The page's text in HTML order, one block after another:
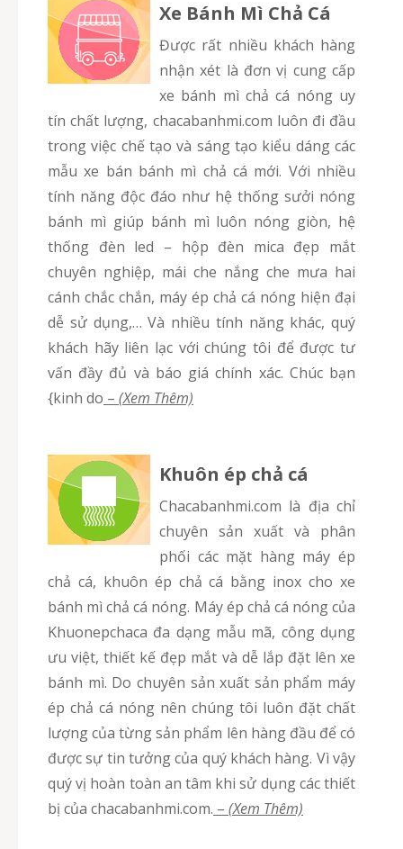
Xe Bánh Mì Chả Cá
Được rất nhiều khách hàng
nhận xét là đơn vị cung cấp
xe bánh mì chả cá nóng uy
tín chất lượng, chacabanhmi.com luôn đi đầu
trong việc chế tạo và sáng tạo kiểu dáng các
mẫu xe bán bánh mì chả cá mới. Với nhiều
tính năng độc đáo như hệ thống sưởi nóng
bánh mì giúp bánh mì luôn nóng giòn, hệ
thống đèn led – hộp đèn mica đẹp mắt
chuyên nghiệp, mái che nắng che mưa hai
cánh chắc chắn, máy ép chả cá nóng hiện đại
dễ sử dụng,… Và nhiều tính năng khác, quý
khách hãy liên lạc với chúng tôi để được tư
vấn đầy đủ và báo giá chính xác. Chúc bạn
{kinh do – (Xem Thêm)
Khuôn ép chả cá
chacabanhmi.com là địa chỉ
chuyên sản xuất và phân
phối các mặt hàng máy ép
chả cá, khuôn ép chả cá bằng inox cho xe
bánh mì chả cá nóng. Máy ép chả cá nóng của
Khuonepchaca đa dạng mẫu mã, công dụng
ưu việt, thiết kế đẹp mắt và dễ lắp đặt lên xe
bánh mì. Do chuyên sản xuất sản phẩm máy
ép chả cá nóng nên chúng tôi luôn đặt chất
lượng của từng sản phẩm lên hàng đầu để có
được sự tin tưởng của quý khách hàng. Vì vậy
quý vị hoàn toàn an tâm khi sử dụng các thiết
bị của chacabanhmi.com. – (Xem Thêm)